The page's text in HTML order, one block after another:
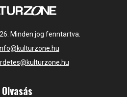
Minden jog fenntartva.
Olvasás